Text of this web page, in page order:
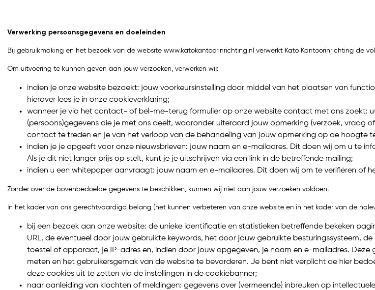
Verwerking persoonsgegevens en doeleinden
Bij gebruikmaking en het bezoek van de website www.katokantoorinrichting.nl verwerkt Kato Kantoorinrichting de
Om uitvoering te kunnen geven aan jouw verzoeken, verwerken wij:
indien je onze website bezoekt: jouw voorkeursinstelling door middel van het plaatsen van
hierover lees je in onze cookieverklaring;
wanneer je via het contact- of bel-me-terug formulier op onze website contact met ons zoekt:
(persoons)gegevens die je met ons deelt, waaronder uiteraard jouw opmerking (verzoek, vraag
contact te treden en je van het verloop van de behandeling van jouw opmerking op de hoogte
indien je je opgeeft voor onze nieuwsbrieven: jouw naam en e-mailadres. Dit doen wij om u te
Als je dit niet langer prijs op stelt, kunt je je uitschrijven via een link in de betreffende mailing;
indien u een whitepaper aanvraagt: jouw naam en e-mailadres. Dit doen wij om te verifiëren of
Zonder over de bovenbedoelde gegevens te beschikken, kunnen wij niet aan jouw verzoeken voldoen.
In het kader van ons gerechtvaardigd belang (het kunnen verbeteren van onze website en in het kader van de
bij een bezoek aan onze website: de unieke identificatie en statistieken betreffende bekeken
URL, de eventueel door jouw gebruikte keywords, het door jouw gebruikte besturingssysteem,
toestel of apparaat, je IP-adres en, indien door jouw opgegeven, je naam en e-mailadres.
meten en het gebruikersgemak van de website te bevorderen. Je bent niet verplicht de hier
deze cookies uit te zetten via de instellingen in de cookiebanner;
naar aanleiding van klachten of meldingen: gegevens over (vermeende) inbreuken op